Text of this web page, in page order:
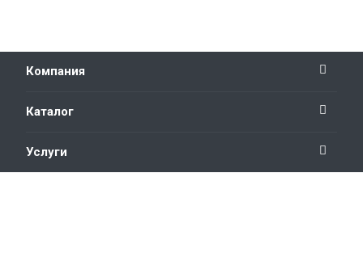
Компания
Каталог
Услуги